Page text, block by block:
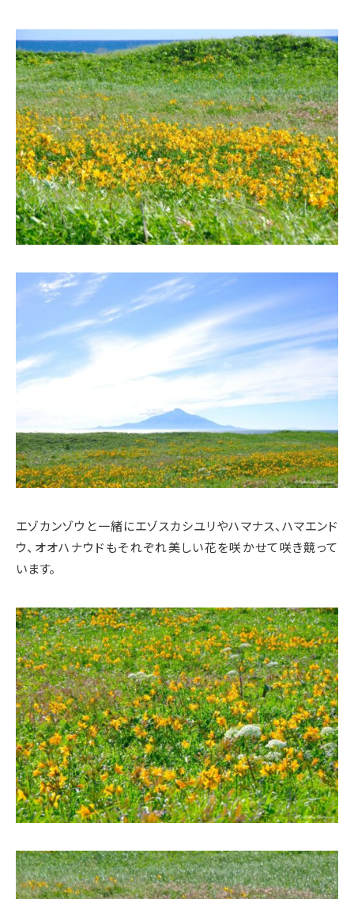
エゾカンゾウと一緒にエゾスカシユリやハマナス、ハマエンド
ウ、オオハナウドもそれぞれ美しい花を咲かせて咲き競って
います。